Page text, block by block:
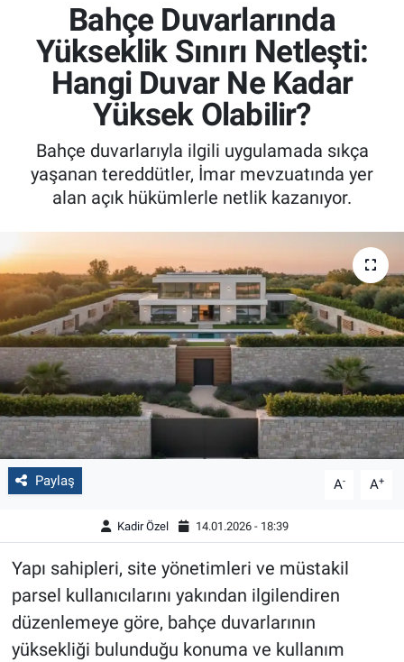
Bahçe Duvarlarında
Yükseklik Sınırı Netleşti:
Hangi Duvar Ne Kadar
Yüksek Olabilir?
Bahçe duvarlarıyla ilgili uygulamada sıkça
yaşanan tereddütler, İmar mevzuatında yer
alan açık hükümlerle netlik kazanıyor.
Paylaş A- A+
Kadir Özel 14.01.2026 - 18:39
Yapı sahipleri, site yönetimleri ve müstakil
parsel kullanıcılarını yakından ilgilendiren
düzenlemeye göre, bahçe duvarlarının
yüksekliği bulunduğu konuma ve kullanım